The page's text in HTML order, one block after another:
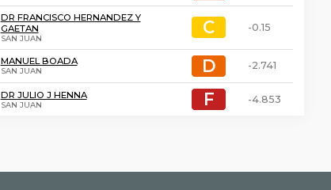
DR FRANCISCO HERNANDEZ Y
GAETAN
SAN JUAN
C
C -0.15
MANUEL BOADA
SAN JUAN D
D -2.741
DR JULIO J HENNA
SAN JUAN F
F -4.853